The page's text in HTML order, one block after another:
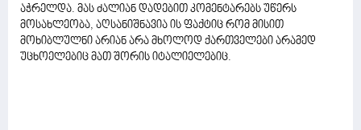
აჭრელდა. მას ძალიან დადებით კომენტარებს უწერს
მოსახლეობა, აღსანიშნავია ის ფაქტიც რომ მისით
მოხიბლულნი არიან არა მხოლოდ ქართველები არამედ
უცხოელებიც მათ შორის იტალიელებიც.